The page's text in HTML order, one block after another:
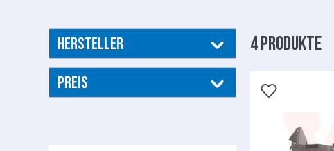
Hersteller
Preis
4 Produkte